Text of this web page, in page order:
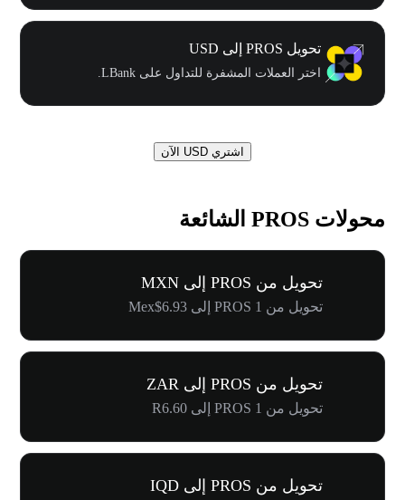
تحويل PROS إلى USD
اختر العملات المشفرة للتداول على LBank.
اشتري USD الآن
محولات PROS الشائعة
تحويل من PROS إلى MXN
تحويل من 1 PROS إلى Mex$6.93
تحويل من PROS إلى ZAR
تحويل من 1 PROS إلى R6.60
تحويل من PROS إلى IQD